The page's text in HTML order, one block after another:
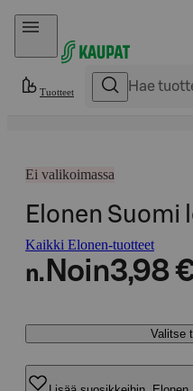
Hyppää sisältöön
Tuotteet
Ei valikoimassa
Elonen Suomi
Kaikki Elonen-tuotteet
n. Noin3,98
Valitse